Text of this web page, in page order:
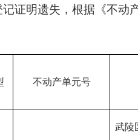
证明遗失，根据《不动
不动产单元号
武陵